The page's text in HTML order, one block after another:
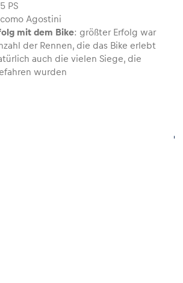
PS
Agostini
mit dem Bike: größter Erfolg war
der Rennen, die das Bike erlebt
auch die vielen Siege, die
wurden